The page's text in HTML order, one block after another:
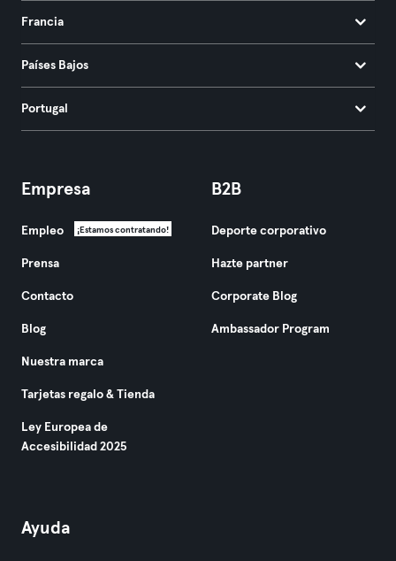
Francia
Países Bajos
Portugal
Empresa
Empleo ¡Estamos contratando!
Prensa
Contacto
Blog
Nuestra marca
Tarjetas regalo & Tienda
Ley Europea de
Accesibilidad 2025
B2B
Deporte corporativo
Hazte partner
Corporate Blog
Ambassador Program
Ayuda